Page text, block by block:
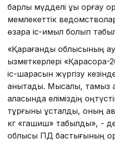
барлық мүдделі құқық
мемлекеттік
өзара іс-қимыл болып
«Қарағанды облысының
қызметкерлері
іс-шарасын жүргізу
анықтады. Мысалы, тамыз
қаласында еліміздің
тұрғыны ұсталды, оның
кг «гашиш» табылды», -
облысы ПД бастығының